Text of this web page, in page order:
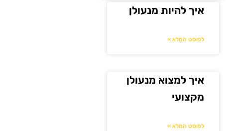
איך להיות מנעולן
לפוסט המלא »
איך למצוא מנעולן
מקצועי
לפוסט המלא »